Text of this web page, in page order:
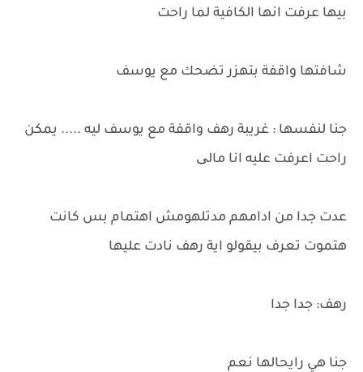
بيها عرفت انها الكافية لما راحت
شافتها واقفة بتهزر تضحك مع يوسف
جنا لنفسها : غريبة رهف واقفة مع يوسف ليه ..... يمكن
راحت اعرفت عليه انا مالی
عدت جدا من ادامهم مدتلهومش اهتمام بس كانت
هتموت تعرف بيقولو اية رهف نادت عليها
رهف: جدا جدا
جنا هي رايحالها نعم